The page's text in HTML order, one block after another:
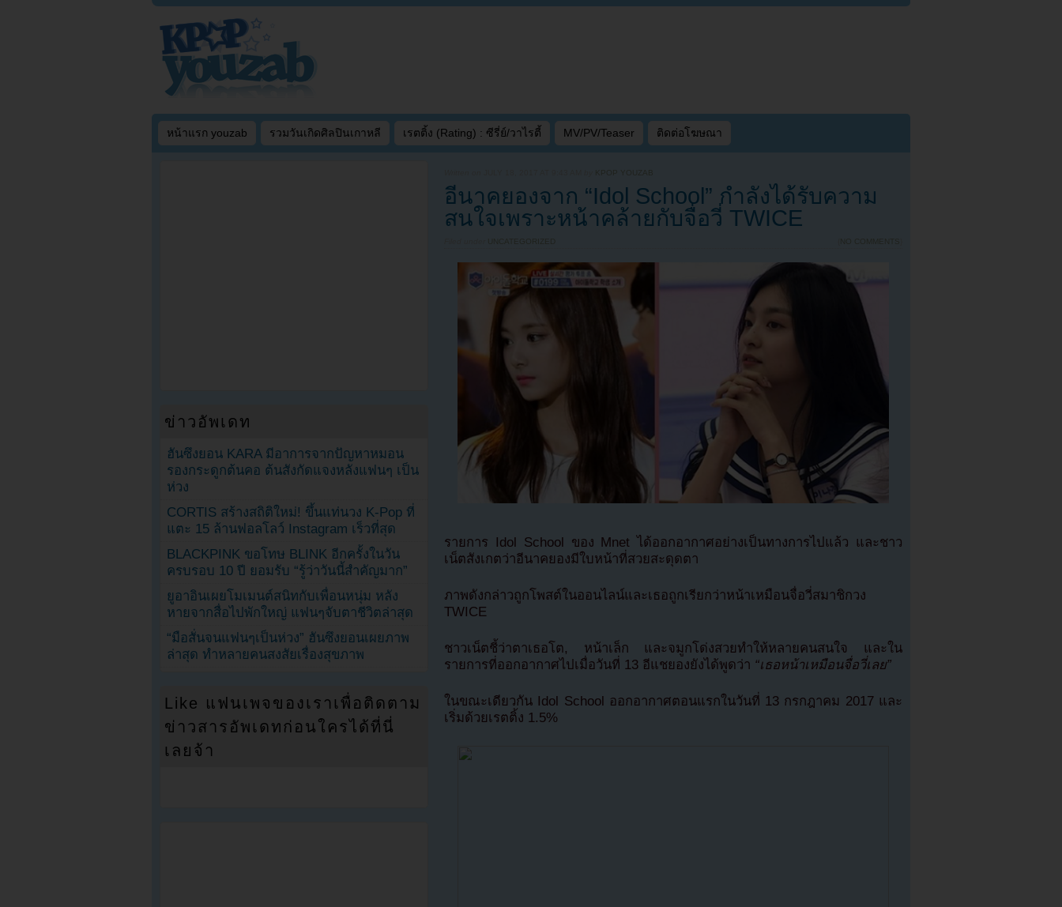
หน้าแรก youzab รวมวันเกิดศิลปินเกาหลี เรตติ้ง (Rating) : ซีรี่ย์/วาไรตี้ MV/PV/Teaser ติดต่อโฆษณา
KPOP YOUZAB
อีนาคยองจาก “Idol School” กำลังได้รับความ
สนใจเพราะหน้าคล้ายกับจื่อวี่ TWICE
UNCATEGORIZED NO COMMENTS
รายการ Idol School ของ Mnet ได้ออกอากาศอย่างเป็นทางการไปแล้ว และชาว
เน็ตสังเกตว่าอีนาคยองมีใบหน้าที่สวยสะดุดตา
ภาพดังกล่าวถูกโพสต์ในออนไลน์และเธอถูกเรียกว่าหน้าเหมือนจื่อวี่สมาชิกวง
TWICE
ชาวเน็ตชี้ว่าตาเธอโต, หน้าเล็ก และจมูกโด่งสวยทำให้หลายคนสนใจ และใน
รายการที่ออกอากาศไปเมื่อวันที่ 13 อีแชยองยังได้พูดว่า “เธอหน้าเหมือนจื่อวี่เลย”
ในขณะเดียวกัน Idol School ออกอากาศตอนแรกในวันที่ 13 กรกฎาคม 2017 และ
เริ่มด้วยเรตติ้ง 1.5%
ข่าวอัพเดท
ฮันซึงยอน KARA มีอาการจากปัญหาหมอน
รองกระดูกต้นคอ ต้นสังกัดแจงหลังแฟนๆ เป็น
ห่วง
CORTIS สร้างสถิติใหม่! ขึ้นแท่นวง K-Pop ที่
แตะ 15 ล้านฟอลโลว์ Instagram เร็วที่สุด
BLACKPINK ขอโทษ BLINK อีกครั้งในวัน
ครบรอบ 10 ปี ยอมรับ “รู้ว่าวันนี้สำคัญมาก”
ยูอาอินเผยโมเมนต์สนิทกับเพื่อนหนุ่ม หลัง
หายจากสื่อไปพักใหญ่ แฟนๆจับตาชีวิตล่าสุด
“มือสั่นจนแฟนๆเป็นห่วง” ฮันซึงยอนเผยภาพ
ล่าสุด ทำหลายคนสงสัยเรื่องสุขภาพ
Like แฟนเพจของเราเพื่อติดตาม
ข่าวสารอัพเดทก่อนใครได้ที่นี่
เลยจ้า